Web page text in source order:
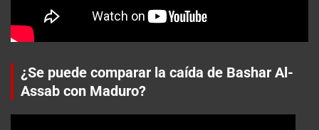
¿Se puede comparar la caída de Bashar Al-
Assab con Maduro?